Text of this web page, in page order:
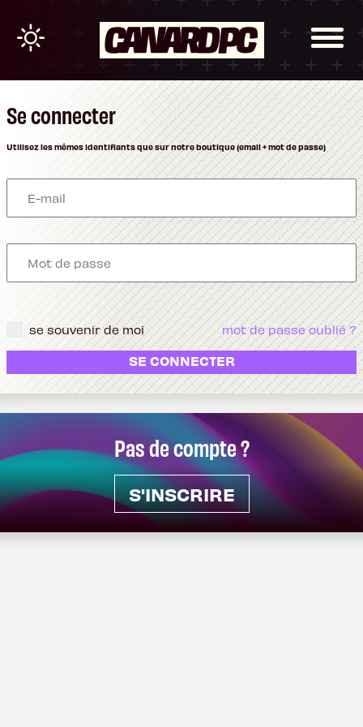
Pas de compte ?
S'INSCRIRE
Se connecter
Utilisez les mêmes identifiants que sur notre boutique (email + mot de passe)
se souvenir de moi mot de passe oublié ?
SE CONNECTER